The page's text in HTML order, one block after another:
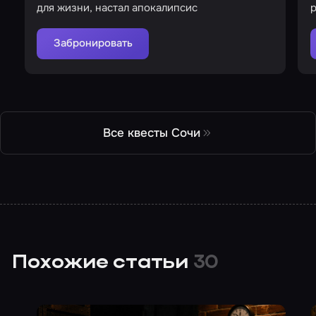
для жизни, настал апокалипсис
Забронировать
Все квесты Сочи
Похожие статьи 30